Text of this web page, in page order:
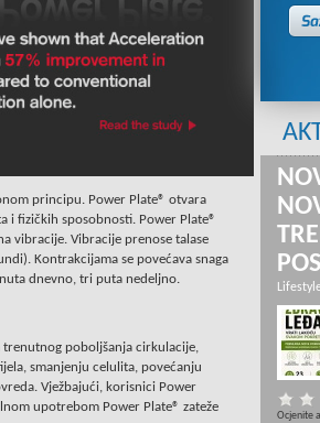
principu. Power Plate® otvara
i fizičkih sposobnosti. Power Plate®
vibracije. Vibracije prenose talase
Kontrakcijama se povećava snaga
dnevno, tri puta nedeljno.
trenutnog poboljšanja cirkulacije,
smanjenju celulita, povećanju
Vježbajući, korisnici Power
upotrebom Power Plate® zateže
Ocjenite